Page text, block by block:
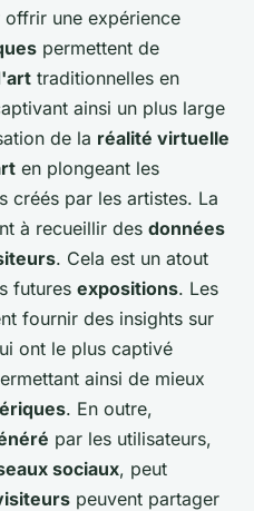
une expérience
permettent de
traditionnelles en
ainsi un plus large
de la réalité virtuelle
en plongeant les
créés par les artistes. La
à recueillir des données
. Cela est un atout
futures expositions. Les
fournir des insights sur
ont le plus captivé
ainsi de mieux
. En outre,
par les utilisateurs,
sociaux, peut
peuvent partager